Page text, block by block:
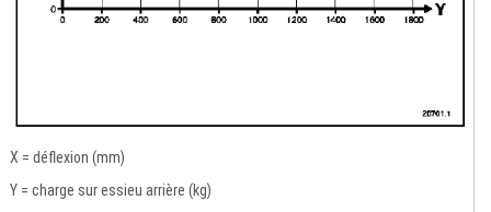
X = déflexion (mm)
Y = charge sur essieu arrière (kg)